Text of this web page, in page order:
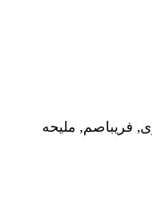
فریباصم, ملیحه